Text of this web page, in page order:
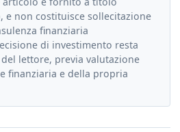
e non costituisce sollecitazione
finanziaria
di investimento resta
lettore, previa valutazione
finanziaria e della propria